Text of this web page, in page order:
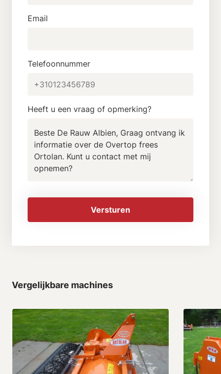
Email
Telefoonnummer
Heeft u een vraag of opmerking?
Versturen
Vergelijkbare machines